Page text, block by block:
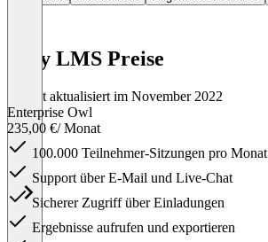
Easy LMS Preise
Zuletzt aktualisiert im November 2022
Enterprise Owl
235,00 €/ Monat
100.000 Teilnehmer-Sitzungen pro Monat
Support über E-Mail und Live-Chat
Sicherer Zugriff über Einladungen
Ergebnisse aufrufen und exportieren